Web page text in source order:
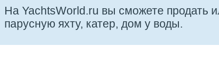
На YachtsWorld.ru вы сможете продать
парусную яхту, катер, дом у воды.